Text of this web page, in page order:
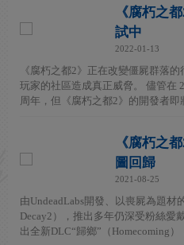
《腐朽之
試中
2022-01-13
《腐朽之都2》正在改變僵屍群落
玩家的社區造成真正威脅。 儘管在
周年，但《腐朽之都2》的開發者
《腐朽之
圖回歸
2021-08-25
由UndeadLabs開發、以喪屍為題材
Decay2），推出多年仍深受粉絲愛
出全新DLC“歸鄉”（Homecoming）